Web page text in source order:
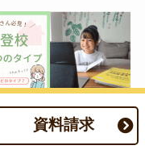
資料請求
報公開中！